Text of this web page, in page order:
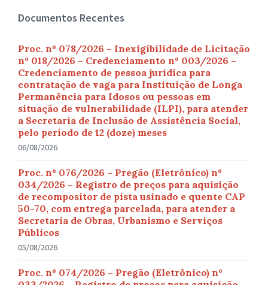
Documentos Recentes
Proc. nº 078/2026 – Inexigibilidade de Licitação
nº 018/2026 – Credenciamento nº 003/2026 –
Credenciamento de pessoa jurídica para
contratação de vaga para Instituição de Longa
Permanência para Idosos ou pessoas em
situação de vulnerabilidade (ILPI), para atender
a Secretaria de Inclusão de Assistência Social,
pelo período de 12 (doze) meses
06/08/2026
Proc. nº 076/2026 – Pregão (Eletrônico) nº
034/2026 – Registro de preços para aquisição
de recompositor de pista usinado e quente CAP
50-70, com entrega parcelada, para atender a
Secretaria de Obras, Urbanismo e Serviços
Públicos
05/08/2026
Proc. nº 074/2026 – Pregão (Eletrônico) nº